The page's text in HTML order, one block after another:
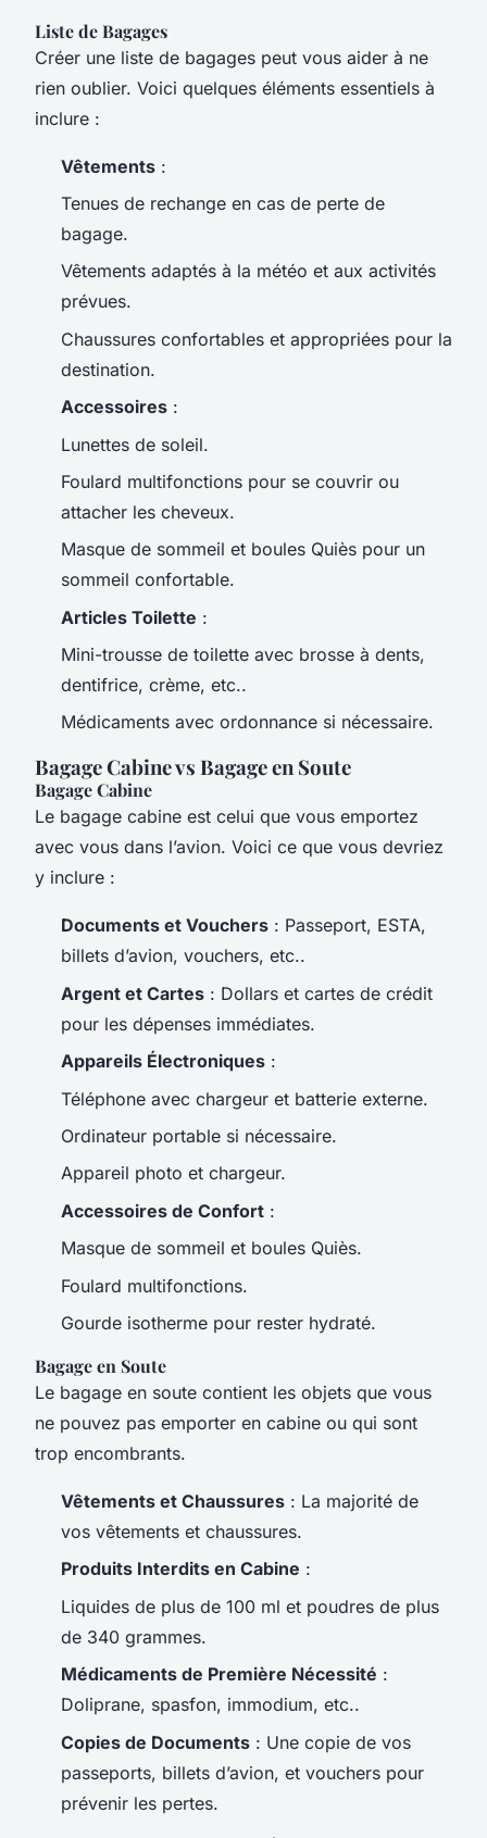
Liste de Bagages
Créer une liste de bagages peut vous aider à ne
rien oublier. Voici quelques éléments essentiels à
inclure :
Vêtements :
Tenues de rechange en cas de perte de
bagage.
Vêtements adaptés à la météo et aux activités
prévues.
Chaussures confortables et appropriées pour la
destination.
Accessoires :
Lunettes de soleil.
Foulard multifonctions pour se couvrir ou
attacher les cheveux.
Masque de sommeil et boules Quiès pour un
sommeil confortable.
Articles Toilette :
Mini-trousse de toilette avec brosse à dents,
dentifrice, crème, etc..
Médicaments avec ordonnance si nécessaire.
Bagage Cabine vs Bagage en Soute
Bagage Cabine
Le bagage cabine est celui que vous emportez
avec vous dans l’avion. Voici ce que vous devriez
y inclure :
Documents et Vouchers : Passeport, ESTA,
billets d’avion, vouchers, etc..
Argent et Cartes : Dollars et cartes de crédit
pour les dépenses immédiates.
Appareils Électroniques :
Téléphone avec chargeur et batterie externe.
Ordinateur portable si nécessaire.
Appareil photo et chargeur.
Accessoires de Confort :
Masque de sommeil et boules Quiès.
Foulard multifonctions.
Gourde isotherme pour rester hydraté.
Bagage en Soute
Le bagage en soute contient les objets que vous
ne pouvez pas emporter en cabine ou qui sont
trop encombrants.
Vêtements et Chaussures : La majorité de
vos vêtements et chaussures.
Produits Interdits en Cabine :
Liquides de plus de 100 ml et poudres de plus
de 340 grammes.
Médicaments de Première Nécessité :
Doliprane, spasfon, immodium, etc..
Copies de Documents : Une copie de vos
passeports, billets d’avion, et vouchers pour
prévenir les pertes.